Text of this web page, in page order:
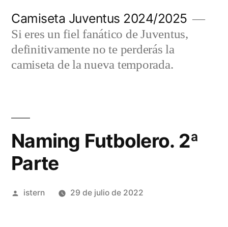
contenido
Camiseta Juventus 2024/2025
Si eres un fiel fanático de Juventus,
definitivamente no te perderás la
camiseta de la nueva temporada.
Naming Futbolero. 2ª
Parte
Publicado
istern 29 de julio de 2022